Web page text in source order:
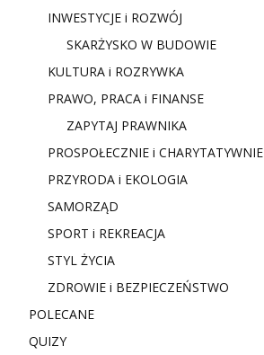
INWESTYCJE i ROZWÓJ
SKARŻYSKO W BUDOWIE
KULTURA i ROZRYWKA
PRAWO, PRACA i FINANSE
ZAPYTAJ PRAWNIKA
PROSPOŁECZNIE i CHARYTATYWNIE
PRZYRODA i EKOLOGIA
SAMORZĄD
SPORT i REKREACJA
STYL ŻYCIA
ZDROWIE i BEZPIECZEŃSTWO
POLECANE
QUIZY